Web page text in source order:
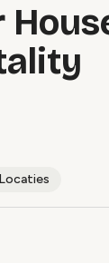
Locaties
artikel